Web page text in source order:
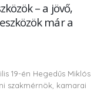
– a jövő,
már a
19-én Hegedűs Miklós
szakmérnök, kamarai